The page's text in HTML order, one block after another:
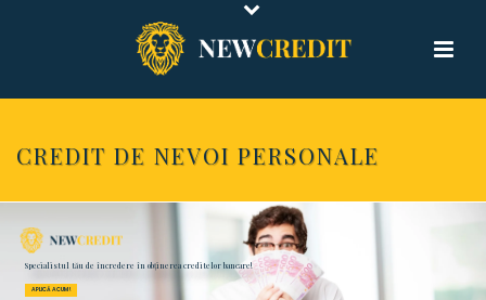
CREDIT DE NEVOI PERSONALE
Specialistul tău de încredere în obținerea creditelor bancare!
APLICĂ ACUM !